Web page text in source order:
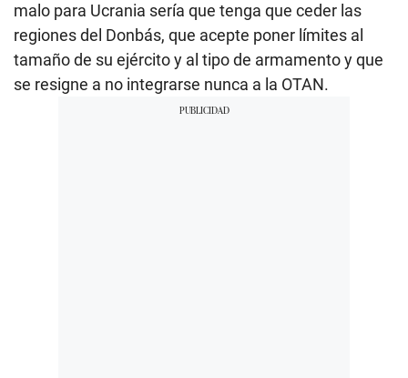
malo para Ucrania sería que tenga que ceder las
regiones del Donbás, que acepte poner límites al
tamaño de su ejército y al tipo de armamento y que
se resigne a no integrarse nunca a la OTAN.